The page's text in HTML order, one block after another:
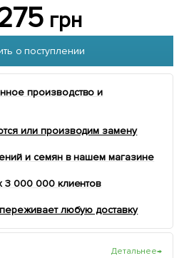
грн
о поступлении
производство и
или производим замену
и семян в нашем магазине
3 000 000 клиентов
любую доставку
Детальнее→